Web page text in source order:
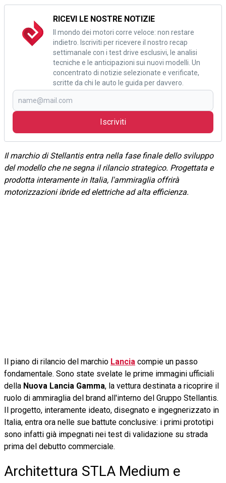
RICEVI LE NOSTRE NOTIZIE
Il mondo dei motori corre veloce: non restare
indietro. Iscriviti per ricevere il nostro recap
settimanale con i test drive esclusivi, le analisi
tecniche e le anticipazioni sui nuovi modelli. Un
concentrato di notizie selezionate e verificate,
scritte da chi le auto le guida per davvero.
Iscriviti
Il marchio di Stellantis entra nella fase finale dello sviluppo
del modello che ne segna il rilancio strategico. Progettata e
prodotta interamente in Italia, l'ammiraglia offrirà
motorizzazioni ibride ed elettriche ad alta efficienza.
Il piano di rilancio del marchio Lancia compie un passo
fondamentale. Sono state svelate le prime immagini ufficiali
della Nuova Lancia Gamma, la vettura destinata a ricoprire il
ruolo di ammiraglia del brand all'interno del Gruppo Stellantis.
Il progetto, interamente ideato, disegnato e ingegnerizzato in
Italia, entra ora nelle sue battute conclusive: i primi prototipi
sono infatti già impegnati nei test di validazione su strada
prima del debutto commerciale.
Architettura STLA Medium e